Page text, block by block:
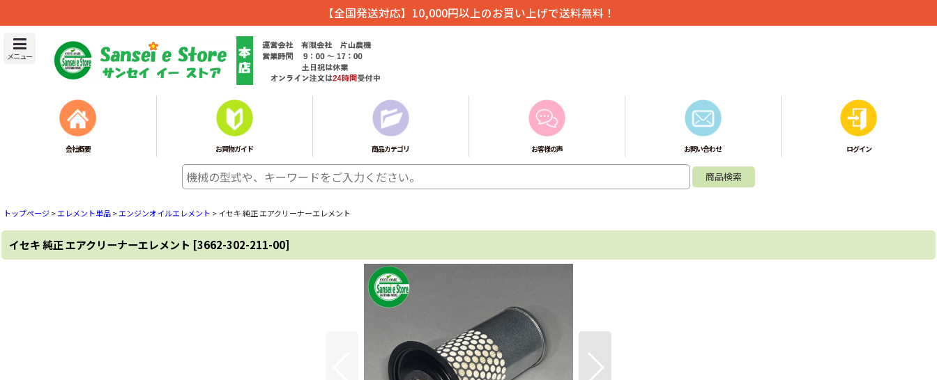
【全国発送対応】10,000円以上のお買い上げで送料無料！
メニュー
会社概要 お買物ガイド 商品カテゴリ お客様の声 お問い合わせ ログイン
トップページ>エレメント単品>エンジンオイルエレメント >イセキ 純正 エアクリーナーエレメント
イセキ 純正 エアクリーナーエレメント [3662-302-211-00]